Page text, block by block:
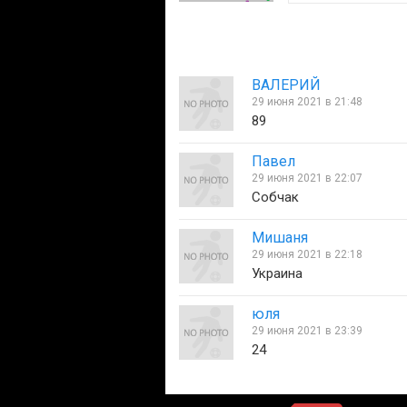
ВАЛЕРИЙ
29 июня 2021 в 21:48
89
Павел
29 июня 2021 в 22:07
Собчак
Мишаня
29 июня 2021 в 22:18
Украина
юля
29 июня 2021 в 23:39
24